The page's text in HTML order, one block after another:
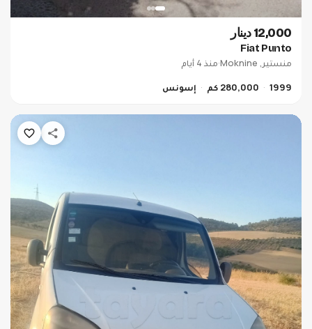
12,000 دينار
Fiat Punto
منستير, Moknine
·منذ 4 أيام
1999
280,000 كم إسونس